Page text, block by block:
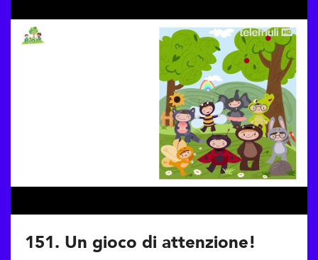
151. Un gioco di attenzione!